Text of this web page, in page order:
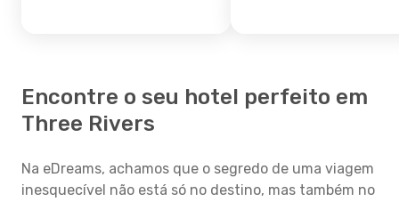
Encontre o seu hotel perfeito em
Three Rivers
Na eDreams, achamos que o segredo de uma viagem
inesquecível não está só no destino, mas também no